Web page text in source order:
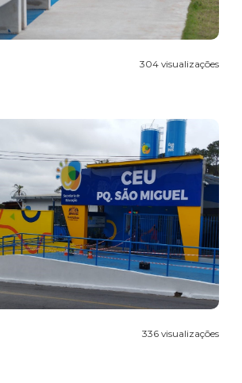
304 visualizações
336 visualizações